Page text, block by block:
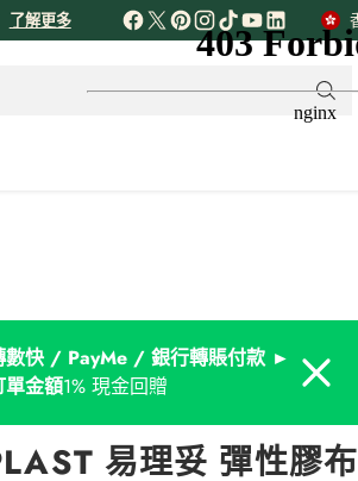
了解更多
貨
幣
數快 / PayMe / 銀行轉賬付款 ►
單金額1% 現金回贈
Dismiss
易理妥 彈性膠布